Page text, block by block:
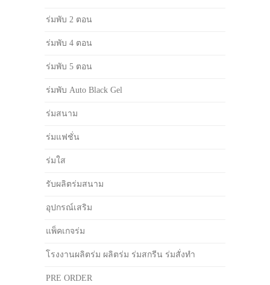
ร่มพับ 2 ตอน
ร่มพับ 4 ตอน
ร่มพับ 5 ตอน
ร่มพับ Auto Black Gel
ร่มสนาม
ร่มแฟชั่น
ร่มใส
รับผลิตร่มสนาม
อุปกรณ์เสริม
แพ็คเกจร่ม
โรงงานผลิตร่ม ผลิตร่ม ร่มสกรีน ร่มสั่งทำ
PRE ORDER